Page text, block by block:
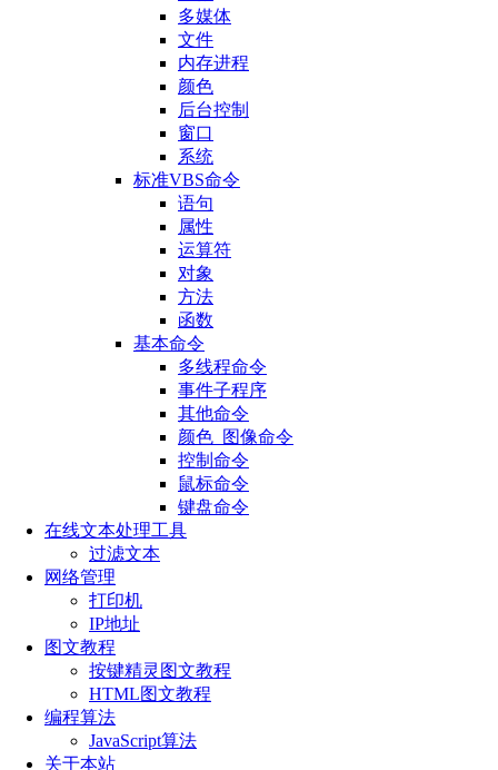
多媒体
文件
内存进程
颜色
后台控制
窗口
系统
标准VBS命令
语句
属性
运算符
对象
方法
函数
基本命令
多线程命令
事件子程序
其他命令
颜色_图像命令
控制命令
鼠标命令
键盘命令
在线文本处理工具
过滤文本
网络管理
打印机
IP地址
图文教程
按键精灵图文教程
HTML图文教程
编程算法
JavaScript算法
关于本站